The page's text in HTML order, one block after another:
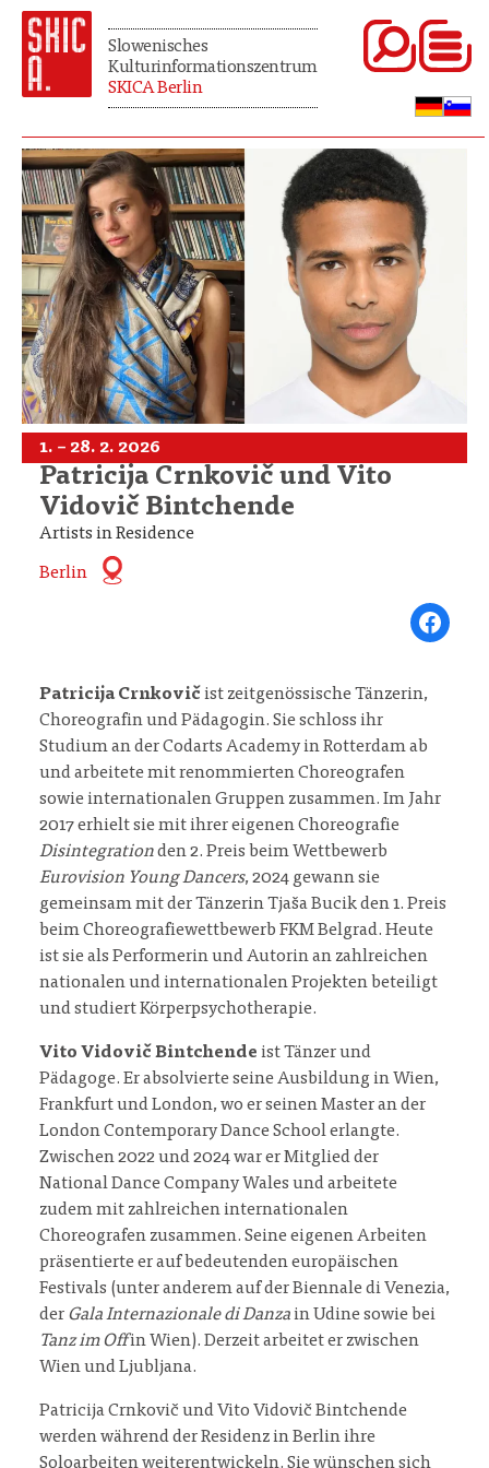
Slowenisches
Kulturinformationszentrum
SKICA Berlin
1. – 28. 2. 2026
Patricija Crnkovič und Vito
Vidovič Bintchende
Artists in Residence
Berlin
Share on
Patricija Crnkovič ist zeitgenössische Tänzerin,
Choreografin und Pädagogin. Sie schloss ihr
Studium an der Codarts Academy in Rotterdam ab
und arbeitete mit renommierten Choreografen
sowie internationalen Gruppen zusammen. Im Jahr
2017 erhielt sie mit ihrer eigenen Choreografie
Disintegrationden 2. Preis beim Wettbewerb
Eurovision Young Dancers, 2024 gewann sie
gemeinsam mit der Tänzerin Tjaša Bucik den 1. Preis
beim Choreografiewettbewerb FKM Belgrad. Heute
ist sie als Performerin und Autorin an zahlreichen
nationalen und internationalen Projekten beteiligt
und studiert Körperpsychotherapie.
Vito Vidovič Bintchende ist Tänzer und
Pädagoge. Er absolvierte seine Ausbildung in Wien,
Frankfurt und London, wo er seinen Master an der
London Contemporary Dance School erlangte.
Zwischen 2022 und 2024 war er Mitglied der
National Dance Company Wales und arbeitete
zudem mit zahlreichen internationalen
Choreografen zusammen. Seine eigenen Arbeiten
präsentierte er auf bedeutenden europäischen
Festivals (unter anderem auf der Biennale di Venezia,
der Gala Internazionale di Danzain Udine sowie bei
Tanz im Offin Wien). Derzeit arbeitet er zwischen
Wien und Ljubljana.
Patricija Crnkovič und Vito Vidovič Bintchende
werden während der Residenz in Berlin ihre
Soloarbeiten weiterentwickeln. Sie wünschen sich